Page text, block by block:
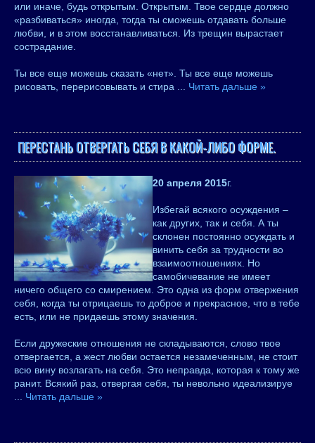
или иначе, будь открытым. Открытым. Твое сердце должно
«разбиваться» иногда, тогда ты сможешь отдавать больше
любви, и в этом восстанавливаться. Из трещин вырастает
сострадание.
Ты все еще можешь сказать «нет». Ты все еще можешь
рисовать, перерисовывать и стира
Читать дальше »
ПЕРЕСТАНЬ ОТВЕРГАТЬ СЕБЯ В КАКОЙ-ЛИБО ФОРМЕ.
20 апреля 2015г.
Избегай всякого осуждения –
как других, так и себя. А ты
склонен постоянно осуждать и
винить себя за трудности во
взаимоотношениях. Но
самобичевание не имеет
ничего общего со смирением. Это одна из форм отвержения
себя, когда ты отрицаешь то доброе и прекрасное, что в тебе
есть, или не придаешь этому значения.
Если дружеские отношения не складываются, слово твое
отвергается, а жест любви остается незамеченным, не стоит
всю вину возлагать на себя. Это неправда, которая к тому же
ранит. Всякий раз, отвергая себя, ты невольно идеализируе
Читать дальше »